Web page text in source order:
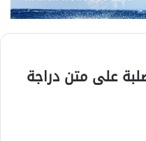
على متن دراجة